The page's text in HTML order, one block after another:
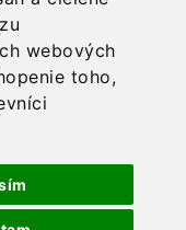
webových
toho,
44, 851 02